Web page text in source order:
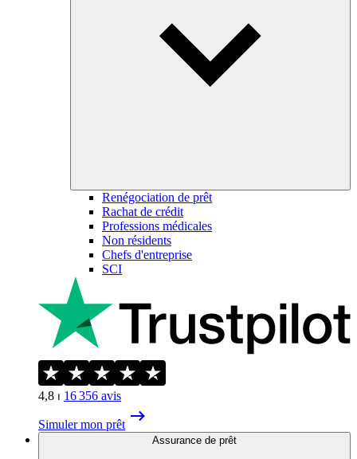
Renégociation de prêt
Rachat de crédit
Professions médicales
Non résidents
Chefs d'entreprise
SCI
4,8 ⏐ 16 356 avis
Simuler mon prêt
Assurance de prêt